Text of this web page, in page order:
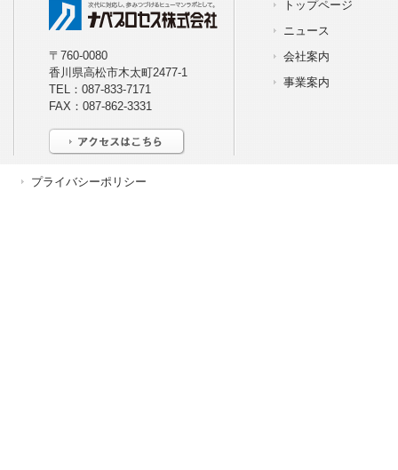
〒760-0080
香川県高松市木太町2477-1
TEL：087-833-7171
FAX：087-862-3331
トップページ
ニュース
会社案内
事業案内
プライバシーポリシー
〒760-0080
香川県高松市木太町2477-1
TEL：087-833-7171
トップページ
会社案内
事業案内
プライバシーポリシー